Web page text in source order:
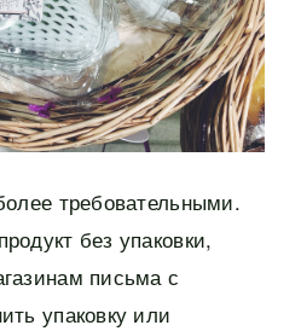
требовательными.
без упаковки,
письма с
упаковку или